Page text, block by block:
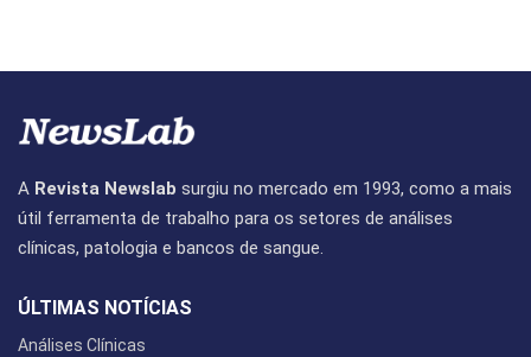
A Revista Newslab surgiu no mercado em 1993, como a mais
útil ferramenta de trabalho para os setores de análises
clínicas, patologia e bancos de sangue.
ÚLTIMAS NOTÍCIAS
Análises Clínicas